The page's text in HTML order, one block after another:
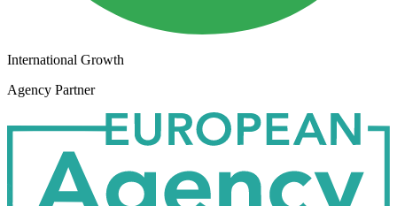
International Growth
Agency Partner